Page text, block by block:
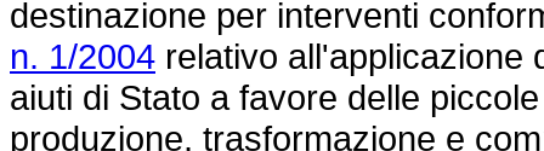
destinazione per interventi
n. 1/2004 relativo all'applicazione
aiuti di Stato a favore delle
produzione, trasformazione e